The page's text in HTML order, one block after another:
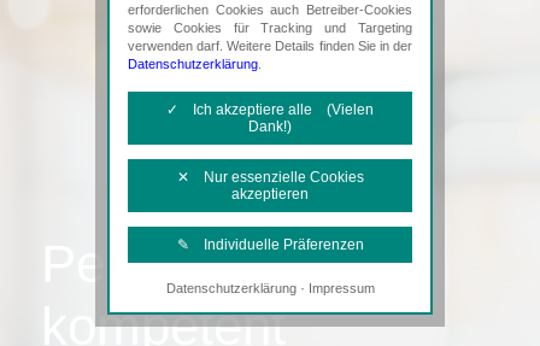
Persönlich,
kompetent
erforderlichen Cookies auch Betreiber-Cookies
sowie Cookies für Tracking und Targeting
verwenden darf. Weitere Details finden Sie in der
Datenschutzerklärung
✓ Ich akzeptiere alle (Vielen
Dank!)
✕ Nur essenzielle Cookies
akzeptieren
✎ Individuelle Präferenzen
Notwendige Cookies
Diese Cookies sind erforderlich, um die
Datenschutzerklärung· Impressum